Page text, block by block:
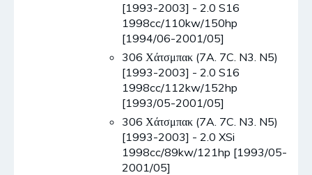
[1993-2003] - 2.0 S16
1998cc/110kw/150hp
[1994/06-2001/05]
306 Χάτσμπακ (7A. 7C. N3. N5)
[1993-2003] - 2.0 S16
1998cc/112kw/152hp
[1993/05-2001/05]
306 Χάτσμπακ (7A. 7C. N3. N5)
[1993-2003] - 2.0 XSi
1998cc/89kw/121hp [1993/05-
2001/05]